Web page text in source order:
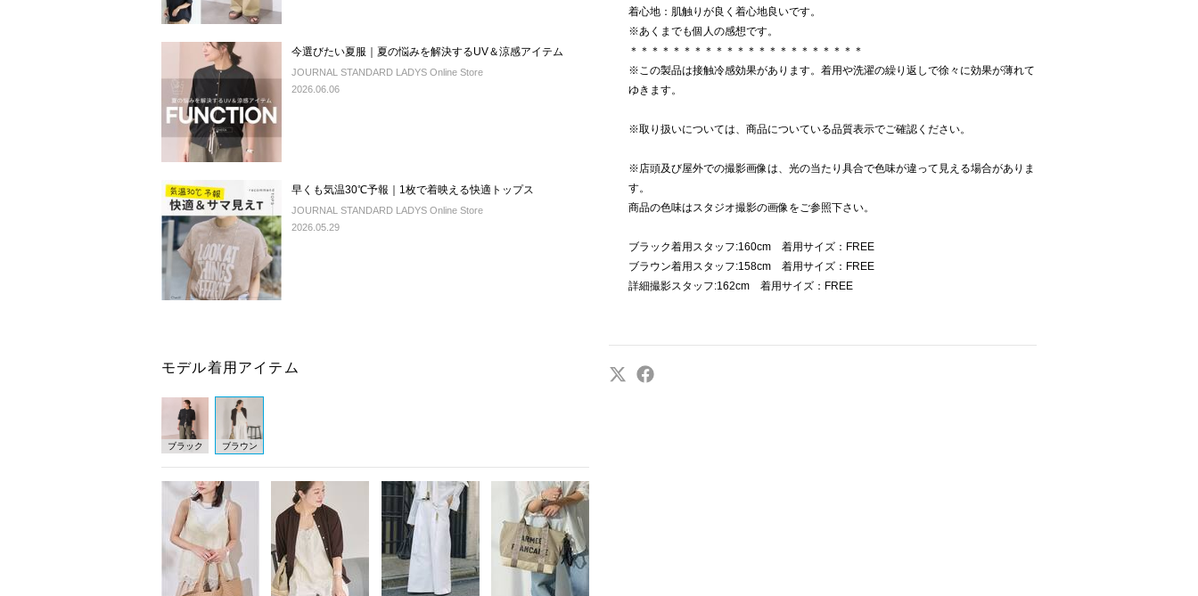
今選びたい夏服｜夏の悩みを解決するUV＆涼感アイテム
JOURNAL STANDARD LADYS Online Store
2026.06.06
早くも気温30℃予報｜1枚で着映える快適トップス
JOURNAL STANDARD LADYS Online Store
2026.05.29
モデル着用アイテム
ブラック ブラウン
着心地：肌触りが良く着心地良いです。
※あくまでも個人の感想です。
＊＊＊＊＊＊＊＊＊＊＊＊＊＊＊＊＊＊＊＊＊＊
※この製品は接触冷感効果があります。着用や洗濯の繰り返しで徐々に効果が薄れて
ゆきます。
※取り扱いについては、商品についている品質表示でご確認ください。
※店頭及び屋外での撮影画像は、光の当たり具合で色味が違って見える場合がありま
す。
商品の色味はスタジオ撮影の画像をご参照下さい。
ブラック着用スタッフ:160cm 着用サイズ：FREE
ブラウン着用スタッフ:158cm 着用サイズ：FREE
詳細撮影スタッフ:162cm 着用サイズ：FREE